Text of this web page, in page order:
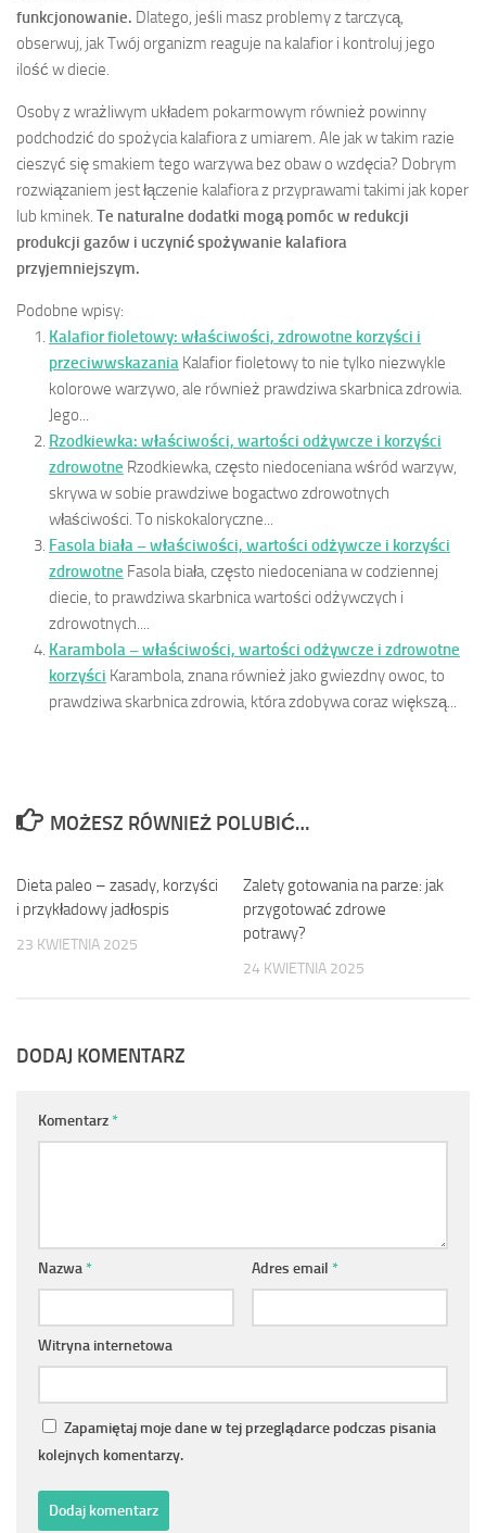
funkcjonowanie. Dlatego, jeśli masz problemy z tarczycą,
obserwuj, jak Twój organizm reaguje na kalafior i kontroluj jego
ilość w diecie.
Osoby z wrażliwym układem pokarmowym również powinny
podchodzić do spożycia kalafiora z umiarem. Ale jak w takim razie
cieszyć się smakiem tego warzywa bez obaw o wzdęcia? Dobrym
rozwiązaniem jest łączenie kalafiora z przyprawami takimi jak koper
lub kminek. Te naturalne dodatki mogą pomóc w redukcji
produkcji gazów i uczynić spożywanie kalafiora
przyjemniejszym.
Podobne wpisy:
Kalafior fioletowy: właściwości, zdrowotne korzyści i
przeciwwskazania Kalafior fioletowy to nie tylko niezwykle
kolorowe warzywo, ale również prawdziwa skarbnica zdrowia.
Jego...
Rzodkiewka: właściwości, wartości odżywcze i korzyści
zdrowotne Rzodkiewka, często niedoceniana wśród warzyw,
skrywa w sobie prawdziwe bogactwo zdrowotnych
właściwości. To niskokaloryczne...
Fasola biała – właściwości, wartości odżywcze i korzyści
zdrowotne Fasola biała, często niedoceniana w codziennej
diecie, to prawdziwa skarbnica wartości odżywczych i
zdrowotnych....
Karambola – właściwości, wartości odżywcze i zdrowotne
korzyści Karambola, znana również jako gwiezdny owoc, to
prawdziwa skarbnica zdrowia, która zdobywa coraz większą...
MOŻESZ RÓWNIEŻ POLUBIĆ…
Dieta paleo – zasady, korzyści
i przykładowy jadłospis
23 KWIETNIA 2025
Zalety gotowania na parze: jak
przygotować zdrowe
potrawy?
24 KWIETNIA 2025
DODAJ KOMENTARZ
Komentarz*
Nazwa* Adres email *
Witryna internetowa
Zapamiętaj moje dane w tej przeglądarce podczas pisania
kolejnych komentarzy.